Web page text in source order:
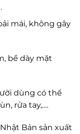
mái, không gây
bề dày mặt
dùng có thể
rửa tay,….
Bản sản xuất